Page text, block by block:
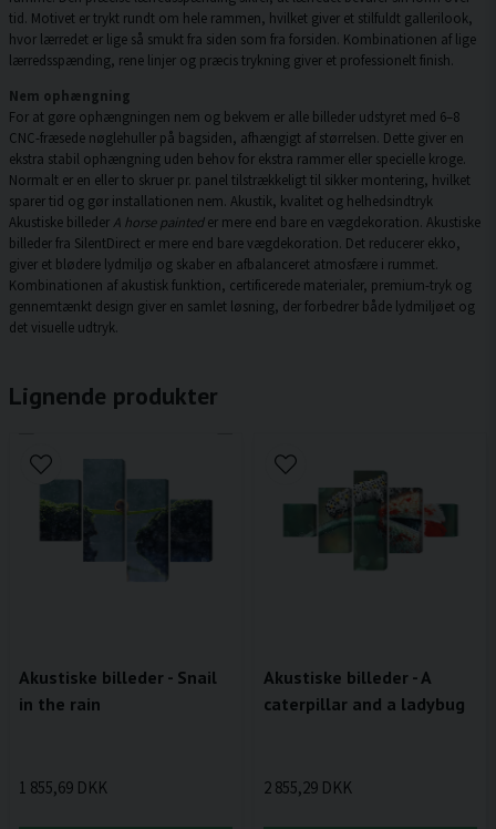
tid. Motivet er trykt rundt om hele rammen, hvilket giver et stilfuldt gallerilook,
hvor lærredet er lige så smukt fra siden som fra forsiden. Kombinationen af lige
lærredsspænding, rene linjer og præcis trykning giver et professionelt finish.
Nem ophængning
For at gøre ophængningen nem og bekvem er alle billeder udstyret med 6–8
CNC-fræsede nøglehuller på bagsiden, afhængigt af størrelsen. Dette giver en
ekstra stabil ophængning uden behov for ekstra rammer eller specielle kroge.
Normalt er en eller to skruer pr. panel tilstrækkeligt til sikker montering, hvilket
sparer tid og gør installationen nem. Akustik, kvalitet og helhedsindtryk
Akustiske billeder A horse painteder mere end bare en vægdekoration. Akustiske
billeder fra SilentDirect er mere end bare vægdekoration. Det reducerer ekko,
giver et blødere lydmiljø og skaber en afbalanceret atmosfære i rummet.
Kombinationen af akustisk funktion, certificerede materialer, premium-tryk og
gennemtænkt design giver en samlet løsning, der forbedrer både lydmiljøet og
det visuelle udtryk.
Lignende produkter
Akustiske billeder - Snail
in the rain
1 855,69 DKK
Akustiske billeder - A
caterpillar and a ladybug
2 855,29 DKK